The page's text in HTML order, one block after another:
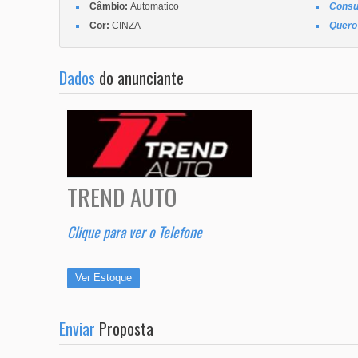
Câmbio: Automatico
Cor: CINZA
Dados do anunciante
TREND AUTO
Clique para ver o Telefone
Ver Estoque
Enviar Proposta